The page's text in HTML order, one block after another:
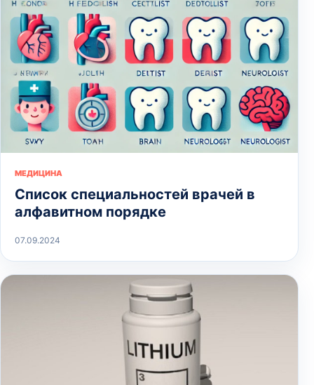
МЕДИЦИНА
Список специальностей врачей в
алфавитном порядке
07.09.2024